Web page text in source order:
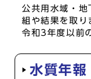
公共用水域・地
組や結果を取り
令和3年度以前
水質年報